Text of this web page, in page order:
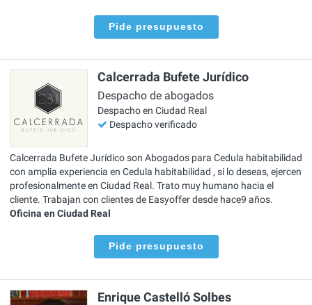
Pide presupuesto
Calcerrada Bufete Jurídico
Despacho de abogados
Despacho en Ciudad Real
Despacho verificado
Calcerrada Bufete Jurídico son Abogados para Cedula habitabilidad
con amplia experiencia en Cedula habitabilidad , si lo deseas, ejercen
profesionalmente en Ciudad Real. Trato muy humano hacia el
cliente. Trabajan con clientes de Easyoffer desde hace9 años.
Oficina en Ciudad Real
Pide presupuesto
Enrique Castelló Solbes